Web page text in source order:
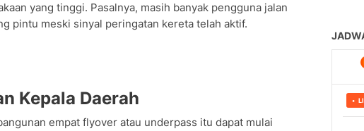
yang tinggi. Pasalnya, masih banyak pengguna jalan
pintu meski sinyal peringatan kereta telah aktif.
Kepala Daerah
empat flyover atau underpass itu dapat mulai